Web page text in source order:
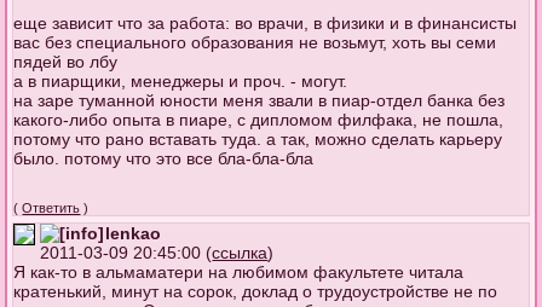
еще зависит что за работа: во врачи, в физики и в финансисты
вас без специального образования не возьмут, хоть вы семи
пядей во лбу
а в пиарщики, менеджеры и проч. - могут.
на заре туманной юности меня звали в пиар-отдел банка без
какого-либо опыта в пиаре, с дипломом филфака, не пошла,
потому что рано вставать туда. а так, можно сделать карьеру
было. потому что это все бла-бла-бла
(Ответить )
lenkao
2011-03-09 20:45:00 (ссылка)
Я как-то в альмаматери на любимом факультете читала
кратенький, минут на сорок, доклад о трудоустройстве не по